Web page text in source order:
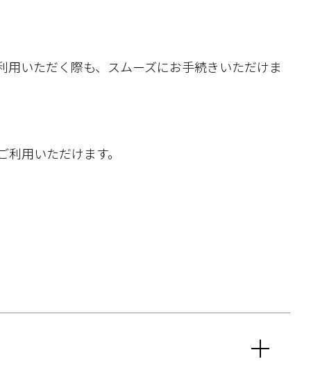
いただく際も、スムーズにお手続きいただけま
用いただけます。